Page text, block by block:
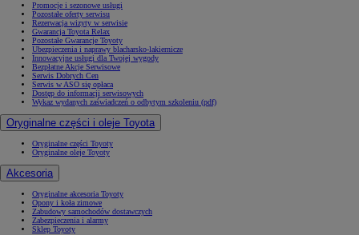
Promocje i sezonowe usługi
Pozostałe oferty serwisu
Rezerwacja wizyty w serwisie
Gwarancja Toyota Relax
Pozostałe Gwarancje Toyoty
Ubezpieczenia i naprawy blacharsko-lakiernicze
Innowacyjne usługi dla Twojej wygody
Bezpłatne Akcje Serwisowe
Serwis Dobrych Cen
Serwis w ASO się opłaca
Dostęp do informacji serwisowych
Wykaz wydanych zaświadczeń o odbytym szkoleniu (pdf)
Oryginalne części i oleje Toyota
Oryginalne części Toyoty
Oryginalne oleje Toyoty
Akcesoria
Oryginalne akcesoria Toyoty
Opony i koła zimowe
Zabudowy samochodów dostawczych
Zabezpieczenia i alarmy
Sklep Toyoty